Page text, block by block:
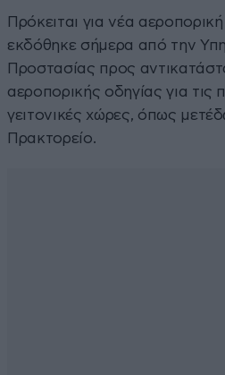
Πρόκειται για νέα
εκδόθηκε σήμερα από την
Προστασίας προς
αεροπορικής οδηγίας για τις
γειτονικές χώρες, όπως
Πρακτορείο.